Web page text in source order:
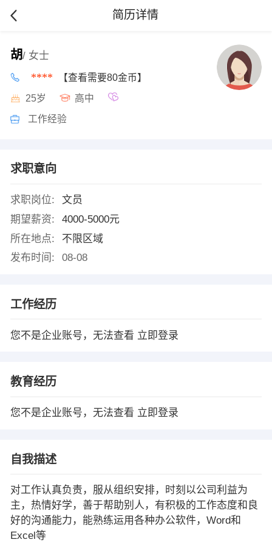
简历详情
胡/ 女士
**** 【查看需要80金币】
25岁 高中
工作经验
求职意向
求职岗位:
文员
期望薪资:
4000-5000元
所在地点:
不限区域
发布时间:
08-08
工作经历
您不是企业账号，无法查看 立即登录
教育经历
您不是企业账号，无法查看 立即登录
自我描述
对工作认真负责，服从组织安排，时刻以公司利益为
主，热情好学，善于帮助别人，有积极的工作态度和良
好的沟通能力，能熟练运用各种办公软件，Word和
Excel等